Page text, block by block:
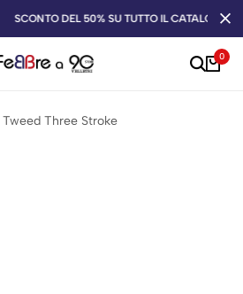
SCONTO DEL 50% SU TUTTO IL CATALOGO
0
Three Stroke